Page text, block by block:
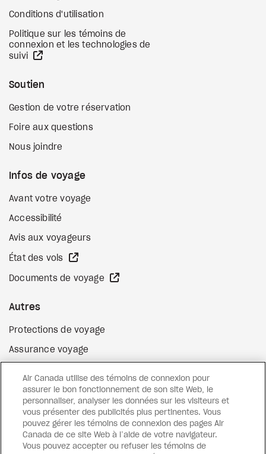
Conditions d'utilisation
Politique sur les témoins de
connexion et les technologies de
suivi
Soutien
Gestion de votre réservation
Foire aux questions
Nous joindre
Infos de voyage
Avant votre voyage
Accessibilité
Avis aux voyageurs
État des vols
Documents de voyage
Autres
Protections de voyage
Assurance voyage
Surclassement de vol
Cartes-cadeaux Site Web externe
FacebookInstagram
Pinterest
Air Canada utilise des témoins de connexion pour
assurer le bon fonctionnement de son site Web, le
personnaliser, analyser les données sur les visiteurs et
vous présenter des publicités plus pertinentes. Vous
pouvez gérer les témoins de connexion des pages Air
Canada de ce site Web à l’aide de votre navigateur.
Vous pouvez accepter ou refuser les témoins de